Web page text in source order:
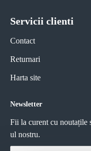
Servicii clienti
Contact
Returnari
Harta site
Newsletter
Fii la curent cu noutațile
ul nostru.